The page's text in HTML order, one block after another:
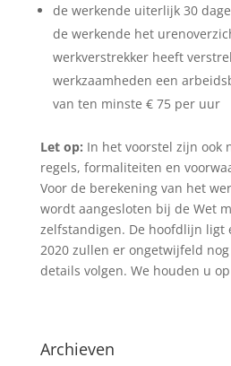
de werkende uiterlijk 30
de werkende het
werkverstrekker heeft
werkzaamheden een
van ten minste € 75 per uur
Let op: In het voorstel zijn ook
regels, formaliteiten en
Voor de berekening van het
wordt aangesloten bij de Wet
zelfstandigen. De hoofdlijn ligt
2020 zullen er ongetwijfeld
details volgen. We houden u
Archieven